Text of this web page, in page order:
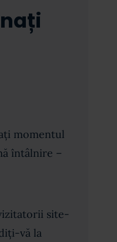
momentul
întâlnire –
site-
vă la